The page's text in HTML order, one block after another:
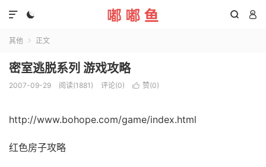
  

其他  正文
密室逃脱系列 游戏攻略
2007-09-29 阅读(1881) 评论(0)  赞(0)
http://www.bohope.com/game/index.html
红色房子攻略